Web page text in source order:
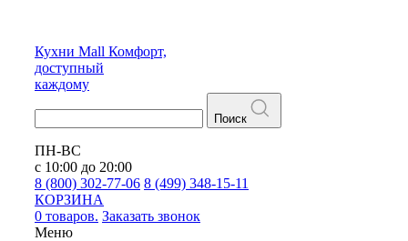
Кухни Mall Комфорт,
доступный
каждому
Поиск
ПН-ВС
с 10:00 до 20:00
8 (800) 302-77-06 8 (499) 348-15-11
КОРЗИНА
0 товаров. Заказать звонок
Меню